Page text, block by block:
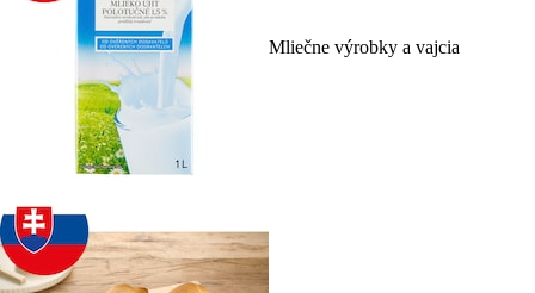
Mliečne výrobky a vajcia